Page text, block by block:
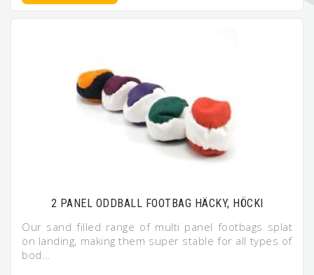
2 PANEL ODDBALL FOOTBAG HÄCKY, HÖCKI
Our sand filled range of multi panel footbags splat
on landing, making them super stable for all types of
bod…